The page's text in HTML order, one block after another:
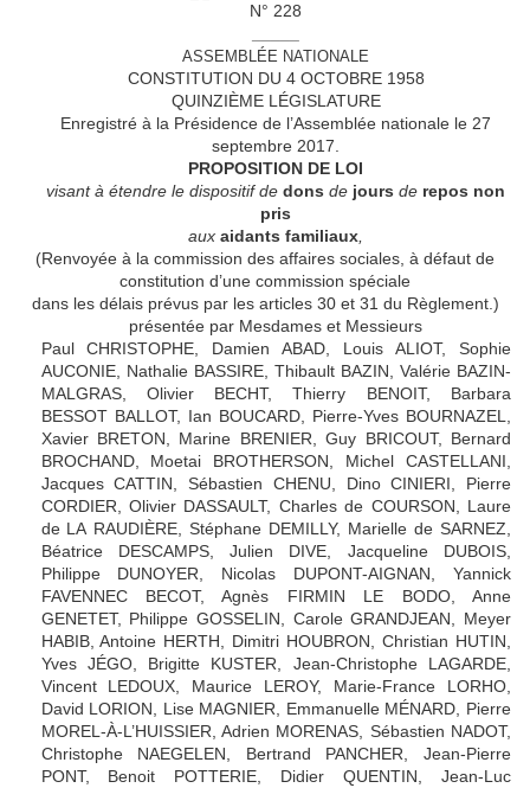
N° 228
ASSEMBLÉE NATIONALE
CONSTITUTION DU 4 OCTOBRE 1958
QUINZIÈME LÉGISLATURE
Enregistré à la Présidence de l’Assemblée nationale le 27
septembre 2017.
PROPOSITION DE LOI
visant à étendre le dispositif dedons de jours de repos non
pris
auxaidants familiaux
(Renvoyée à la commission des affaires sociales, à défaut de
constitution d’une commission spéciale
dans les délais prévus par les articles 30 et 31 du Règlement.)
présentée par Mesdames et Messieurs
Paul CHRISTOPHE, Damien ABAD, Louis ALIOT, Sophie
AUCONIE, Nathalie BASSIRE, Thibault BAZIN, Valérie BAZIN-
MALGRAS, Olivier BECHT, Thierry BENOIT, Barbara
BESSOT BALLOT, Ian BOUCARD, Pierre-Yves BOURNAZEL,
Xavier BRETON, Marine BRENIER, Guy BRICOUT, Bernard
BROCHAND, Moetai BROTHERSON, Michel CASTELLANI,
Jacques CATTIN, Sébastien CHENU, Dino CINIERI, Pierre
CORDIER, Olivier DASSAULT, Charles de COURSON, Laure
de LA RAUDIÈRE, Stéphane DEMILLY, Marielle de SARNEZ,
Béatrice DESCAMPS, Julien DIVE, Jacqueline DUBOIS,
Philippe DUNOYER, Nicolas DUPONT-AIGNAN, Yannick
FAVENNEC BECOT, Agnès FIRMIN LE BODO, Anne
GENETET, Philippe GOSSELIN, Carole GRANDJEAN, Meyer
HABIB, Antoine HERTH, Dimitri HOUBRON, Christian HUTIN,
Yves JÉGO, Brigitte KUSTER, Jean-Christophe LAGARDE,
Vincent LEDOUX, Maurice LEROY, Marie-France LORHO,
David LORION, Lise MAGNIER, Emmanuelle MÉNARD, Pierre
MOREL-À-L’HUISSIER, Adrien MORENAS, Sébastien NADOT,
Christophe NAEGELEN, Bertrand PANCHER, Jean-Pierre
PONT, Benoit POTTERIE, Didier QUENTIN, Jean-Luc